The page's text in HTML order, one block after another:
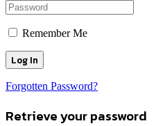
Remember Me
Forgotten Password?
Retrieve your password